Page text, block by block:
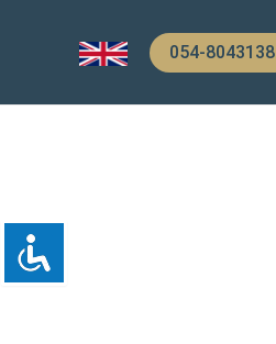
054-8043138